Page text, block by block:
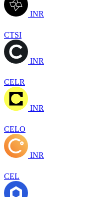
INR
CTSI
INR
CELR
INR
CELO
INR
CEL